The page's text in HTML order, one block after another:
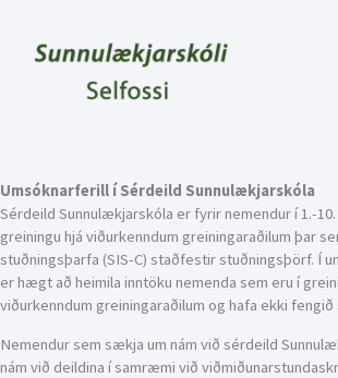
content
Umsóknarferill í Sérdeild Sunnulækjarskóla
Sérdeild Sunnulækjarskóla er fyrir nemendur í 1.-
greiningu hjá viðurkenndum greiningaraðilum þar
stuðningsþarfa (SIS-C) staðfestir stuðningsþörf. Í
er hægt að heimila inntöku nemenda sem eru í
viðurkenndum greiningaraðilum og hafa ekki
Nemendur sem sækja um nám við sérdeild
nám við deildina í samræmi við